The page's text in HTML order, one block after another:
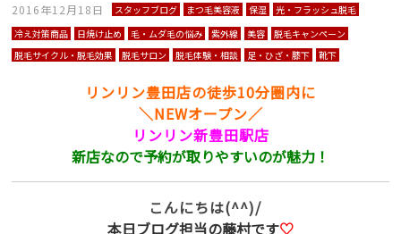
2016年12月18日 スタッフブログ まつ毛美容液 保湿
光・フラッシュ脱毛
冷え対策商品
日焼け止め 毛・ムダ毛の悩み 紫外線 美容
脱毛キャンペーン
脱毛サイクル・脱毛効果
脱毛サロン 脱毛体験・相談 足・ひざ・膝下 靴下
リンリン豊田店の徒歩10分圏内に
＼NEWオープン／
リンリン新豊田駅店
新店なので予約が取りやすいのが魅力！
こんにちは(^^)/
本日ブログ担当の藤村です♡